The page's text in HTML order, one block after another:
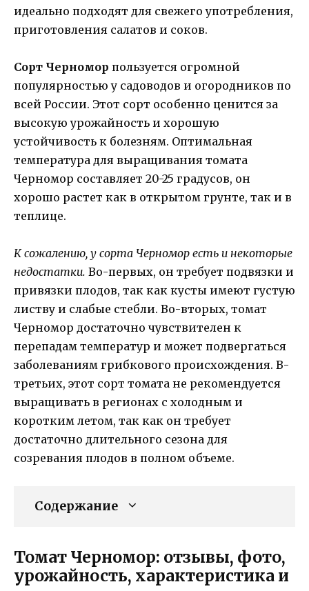
идеально подходят для свежего употребления,
приготовления салатов и соков.
Сорт Черномор пользуется огромной
популярностью у садоводов и огородников по
всей России. Этот сорт особенно ценится за
высокую урожайность и хорошую
устойчивость к болезням. Оптимальная
температура для выращивания томата
Черномор составляет 20-25 градусов, он
хорошо растет как в открытом грунте, так и в
теплице.
К сожалению, у сорта Черномор есть и некоторые
недостатки. Во-первых, он требует подвязки и
привязки плодов, так как кусты имеют густую
листву и слабые стебли. Во-вторых, томат
Черномор достаточно чувствителен к
перепадам температур и может подвергаться
заболеваниям грибкового происхождения. В-
третьих, этот сорт томата не рекомендуется
выращивать в регионах с холодным и
коротким летом, так как он требует
достаточно длительного сезона для
созревания плодов в полном объеме.
Содержание
Томат Черномор: отзывы, фото,
урожайность, характеристика и